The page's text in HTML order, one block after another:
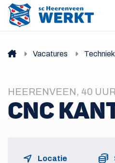
Vacatures Techniek
HEERENVEEN, 40
CNC
Locatie